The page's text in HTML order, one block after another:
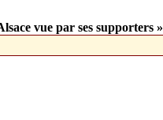
vue par ses supporters »